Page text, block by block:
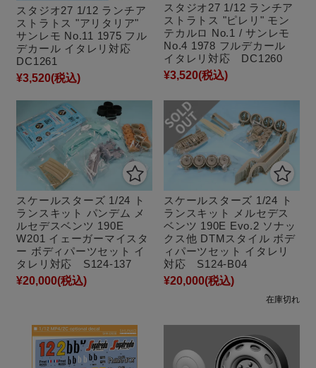
スタジオ27 1/12 ランチア
ストラトス "アリタリア"
サンレモ No.11 1975 フル
デカール イタレリ対応
DC1261
¥3,520(税込)
スタジオ27 1/12 ランチア
ストラトス "ピレリ" モン
テカルロ No.1 / サンレモ
No.4 1978 フルデカール
イタレリ対応 DC1260
¥3,520(税込)
スケールスターズ 1/24 ト
ランスキット パンデム メ
ルセデスベンツ 190E
W201 イェーガーマイスタ
ー ボディパーツセット イ
タレリ対応 S124-137
¥20,000(税込)
スケールスターズ 1/24 ト
ランスキット メルセデス
ベンツ 190E Evo.2 ソナッ
クス他 DTMスタイル ボデ
ィパーツセット イタレリ
対応 S124-B04
¥20,000(税込)
在庫切れ